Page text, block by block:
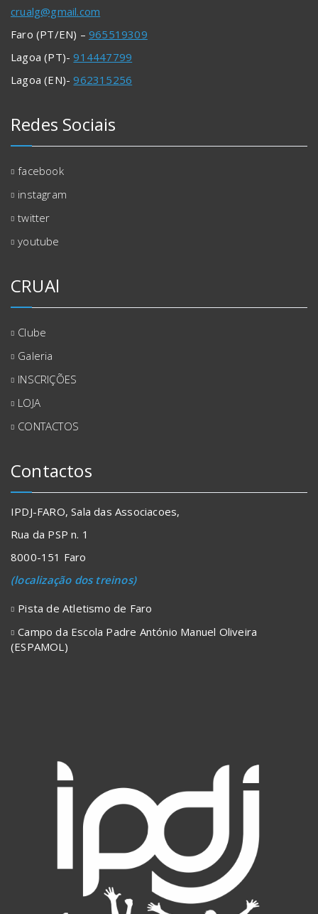
crualg@gmail.com
Faro (PT/EN) – 965519309
Lagoa (PT)-914447799
Lagoa (EN)-962315256
Redes Sociais
facebook
instagram
twitter
youtube
CRUAl
Clube
Galeria
INSCRIÇÕES
LOJA
CONTACTOS
Contactos
IPDJ-FARO, Sala das Associacoes,
Rua da PSP n. 1
8000-151 Faro
(localização dos treinos)
Pista de Atletismo de Faro
Campo da Escola Padre António Manuel Oliveira
(ESPAMOL)